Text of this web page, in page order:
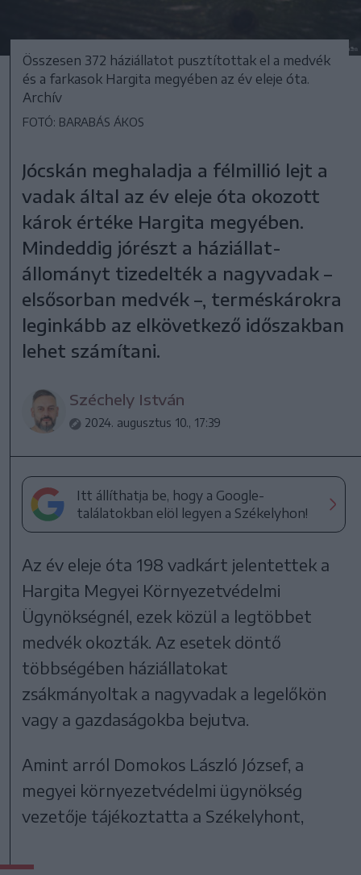
Összesen 372 háziállatot pusztítottak el a medvék
és a farkasok Hargita megyében az év eleje óta.
Archív
FOTÓ: BARABÁS ÁKOS
Jócskán meghaladja a félmillió lejt a
vadak által az év eleje óta okozott
károk értéke Hargita megyében.
Mindeddig jórészt a háziállat-
állományt tizedelték a nagyvadak –
elsősorban medvék –, terméskárokra
leginkább az elkövetkező időszakban
lehet számítani.
Széchely István
2024. augusztus 10., 17:39
Itt állíthatja be, hogy a Google-
találatokban elöl legyen a Székelyhon!
Az év eleje óta 198 vadkárt jelentettek a
Hargita Megyei Környezetvédelmi
Ügynökségnél, ezek közül a legtöbbet
medvék okozták. Az esetek döntő
többségében háziállatokat
zsákmányoltak a nagyvadak a legelőkön
vagy a gazdaságokba bejutva.
Amint arról Domokos László József, a
megyei környezetvédelmi ügynökség
vezetője tájékoztatta a Székelyhont,